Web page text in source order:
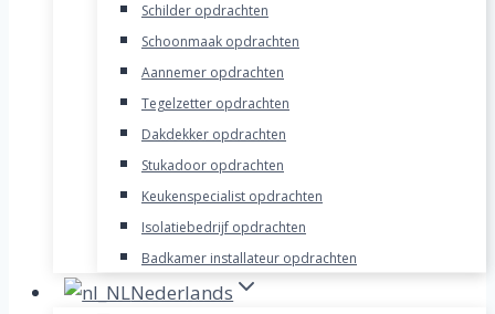
Schilder opdrachten
Schoonmaak opdrachten
Aannemer opdrachten
Tegelzetter opdrachten
Dakdekker opdrachten
Stukadoor opdrachten
Keukenspecialist opdrachten
Isolatiebedrijf opdrachten
Badkamer installateur opdrachten
Nederlands